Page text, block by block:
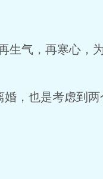
气，再寒心，
，也是考虑到